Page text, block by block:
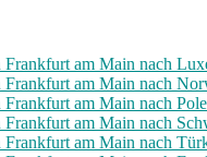
am Main nach
am Main nach
am Main nach
am Main nach
am Main nach